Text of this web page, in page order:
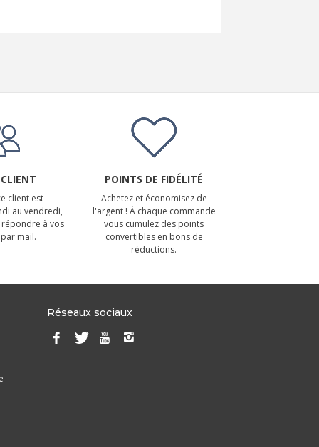
client est
au vendredi,
à vos
mail.
POINTS DE FIDÉLITÉ
Achetez et économisez de
l'argent ! À chaque commande
vous cumulez des points
convertibles en bons de
réductions.
Réseaux sociaux